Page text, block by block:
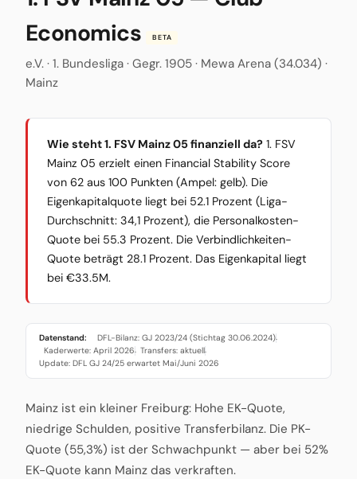
Economics
BETA
e.V. · 1. Bundesliga · Gegr. 1905 · Mewa Arena (34.034) ·
Mainz
Wie steht 1. FSV Mainz 05 finanziell da? 1. FSV
Mainz 05 erzielt einen Financial Stability Score
von 62 aus 100 Punkten (Ampel: gelb). Die
Eigenkapitalquote liegt bei 52.1 Prozent (Liga-
Durchschnitt: 34,1 Prozent), die Personalkosten-
Quote bei 55.3 Prozent. Die Verbindlichkeiten-
Quote beträgt 28.1 Prozent. Das Eigenkapital liegt
bei €33.5M.
Datenstand: DFL-Bilanz: GJ 2023/24 (Stichtag 30.06.2024)·
Kaderwerte: April 2026· Transfers: aktuell·
Update: DFL GJ 24/25 erwartet Mai/Juni 2026
Mainz ist ein kleiner Freiburg: Hohe EK-Quote,
niedrige Schulden, positive Transferbilanz. Die PK-
Quote (55,3%) ist der Schwachpunkt — aber bei 52%
EK-Quote kann Mainz das verkraften.